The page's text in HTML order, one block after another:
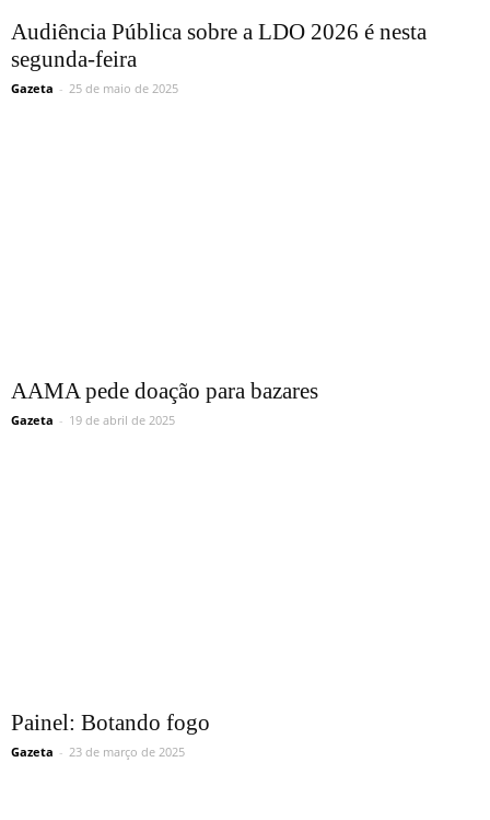
Audiência Pública sobre a LDO 2026 é nesta
segunda-feira
Gazeta - 25 de maio de 2025
AAMA pede doação para bazares
Gazeta - 19 de abril de 2025
Painel: Botando fogo
Gazeta - 23 de março de 2025